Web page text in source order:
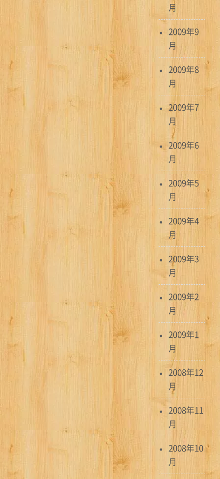
月
2009年9
月
2009年8
月
2009年7
月
2009年6
月
2009年5
月
2009年4
月
2009年3
月
2009年2
月
2009年1
月
2008年12
月
2008年11
月
2008年10
月